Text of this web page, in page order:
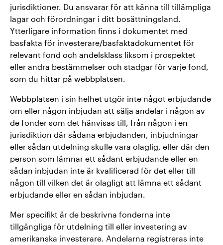
jurisdiktioner. Du ansvarar för att känna till tillämpliga
lagar och förordningar i ditt bosättningsland.
Ytterligare information finns i dokumentet med
basfakta för investerare/basfaktadokumentet för
relevant fond och andelsklass liksom i prospektet
eller andra bestämmelser och stadgar för varje fond,
som du hittar på webbplatsen.
Webbplatsen i sin helhet utgör inte något erbjudande
om eller någon inbjudan att sälja andelar i någon av
de fonder som det hänvisas till, från någon i en
jurisdiktion där sådana erbjudanden, inbjudningar
eller sådan utdelning skulle vara olaglig, eller där den
person som lämnar ett sådant erbjudande eller en
sådan inbjudan inte är kvalificerad för det eller till
någon till vilken det är olagligt att lämna ett sådant
erbjudande eller en sådan inbjudan.
Mer specifikt är de beskrivna fonderna inte
tillgängliga för utdelning till eller investering av
amerikanska investerare. Andelarna registreras inte